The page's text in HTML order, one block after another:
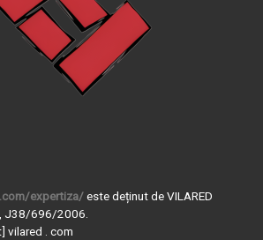
expertiza/este deținut de VILARED
J38/696/2006.
vilared . com